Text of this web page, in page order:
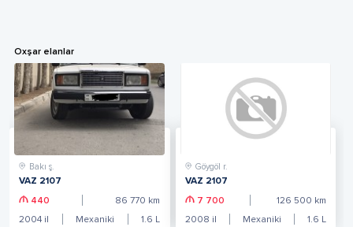
Oxşar elanlar
Bakı ş.
VAZ 2107
440 86 770 km
2004 il Mexaniki 1.6 L
Göygöl r.
VAZ 2107
7 700 126 500 km
2008 il Mexaniki 1.6 L